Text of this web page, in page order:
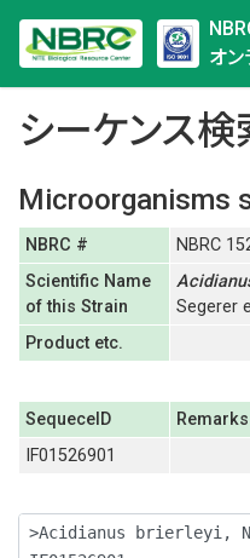
オン
シーケンス
Microorganisms
NBRC #
NBRC
Scientific Name
of this Strain
Segerer
Product etc.
SequeceID
Remarks
IF01526901